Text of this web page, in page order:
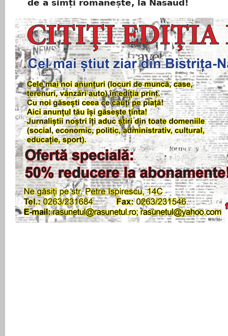
de a simți românește, la Năsăud!